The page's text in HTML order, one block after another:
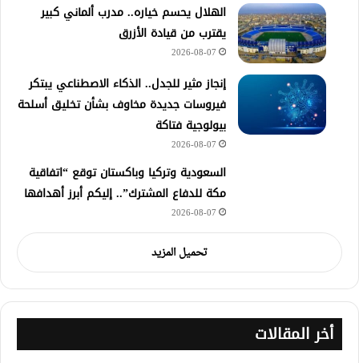
الهلال يحسم خياره.. مدرب ألماني كبير
يقترب من قيادة الأزرق
2026-08-07
إنجاز مثير للجدل.. الذكاء الاصطناعي يبتكر
فيروسات جديدة مخاوف بشأن تخليق أسلحة
بيولوجية فتاكة
2026-08-07
السعودية وتركيا وباكستان توقع “اتفاقية
مكة للدفاع المشترك”.. إليكم أبرز أهدافها
2026-08-07
تحميل المزيد
أخر المقالات